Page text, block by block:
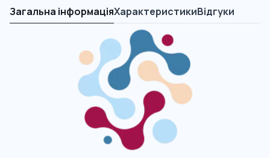
Загальна інформаціяХарактеристикиВідгуки